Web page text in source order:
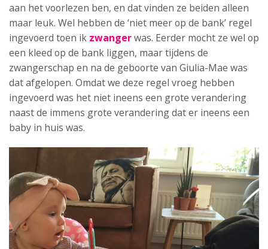
aan het voorlezen ben, en dat vinden ze beiden alleen
maar leuk. Wel hebben de ‘niet meer op de bank’ regel
ingevoerd toen ik zwangerwas. Eerder mocht ze wel op
een kleed op de bank liggen, maar tijdens de
zwangerschap en na de geboorte van Giulia-Mae was
dat afgelopen. Omdat we deze regel vroeg hebben
ingevoerd was het niet ineens een grote verandering
naast de immens grote verandering dat er ineens een
baby in huis was.